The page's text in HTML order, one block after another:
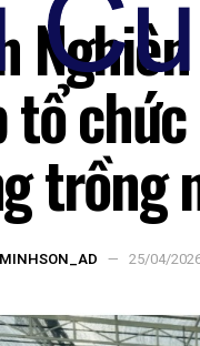
tổ
trồng
MINHSON_AD 25/04/